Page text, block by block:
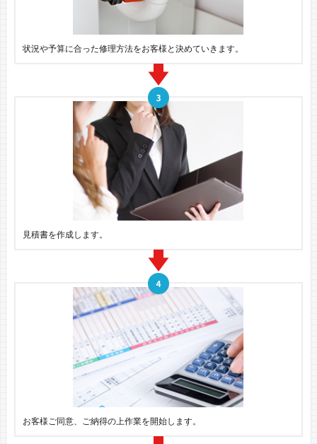
状況や予算に合った修理方法をお客様と決めていきます。
見積書を作成します。
お客様ご同意、ご納得の上作業を開始します。